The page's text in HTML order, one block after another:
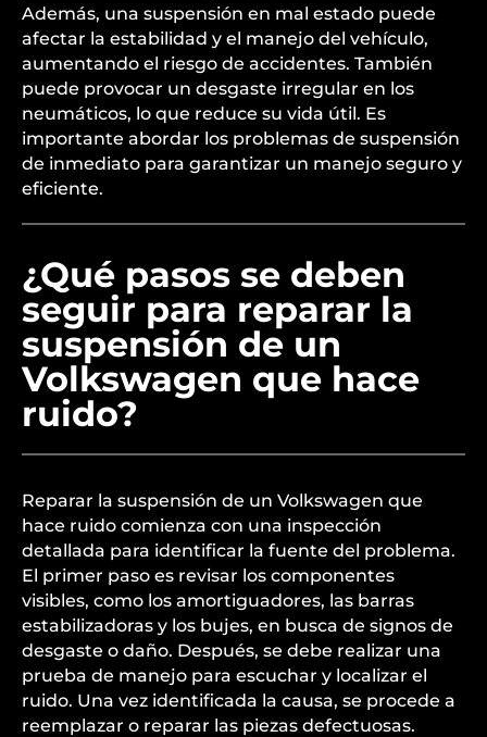
Además, una suspensión en mal estado puede
afectar la estabilidad y el manejo del vehículo,
aumentando el riesgo de accidentes. También
puede provocar un desgaste irregular en los
neumáticos, lo que reduce su vida útil. Es
importante abordar los problemas de suspensión
de inmediato para garantizar un manejo seguro y
eficiente.
¿Qué pasos se deben
seguir para reparar la
suspensión de un
Volkswagen que hace
ruido?
Reparar la suspensión de un Volkswagen que
hace ruido comienza con una inspección
detallada para identificar la fuente del problema.
El primer paso es revisar los componentes
visibles, como los amortiguadores, las barras
estabilizadoras y los bujes, en busca de signos de
desgaste o daño. Después, se debe realizar una
prueba de manejo para escuchar y localizar el
ruido. Una vez identificada la causa, se procede a
reemplazar o reparar las piezas defectuosas.